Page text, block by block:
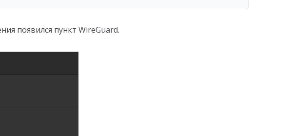
появился пункт WireGuard.